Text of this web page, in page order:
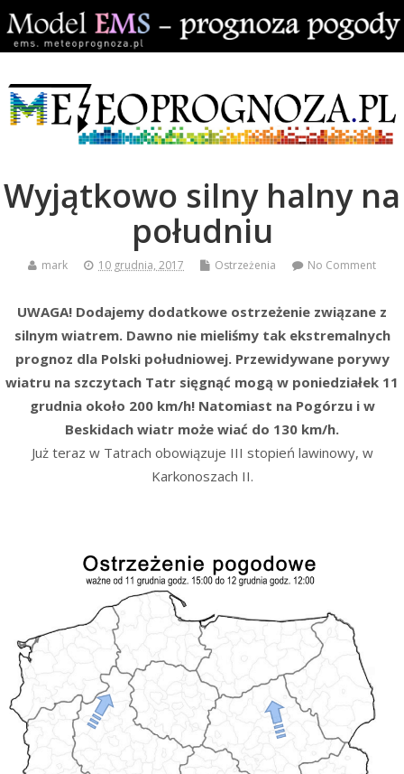
Wyjątkowo silny halny na
południu
mark 10 grudnia, 2017 Ostrzeżenia No Comment
UWAGA! Dodajemy dodatkowe ostrzeżenie związane z
silnym wiatrem. Dawno nie mieliśmy tak ekstremalnych
prognoz dla Polski południowej. Przewidywane porywy
wiatru na szczytach Tatr sięgnąć mogą w poniedziałek 11
grudnia około 200 km/h! Natomiast na Pogórzu i w
Beskidach wiatr może wiać do 130 km/h.
Już teraz w Tatrach obowiązuje III stopień lawinowy, w
Karkonoszach II.